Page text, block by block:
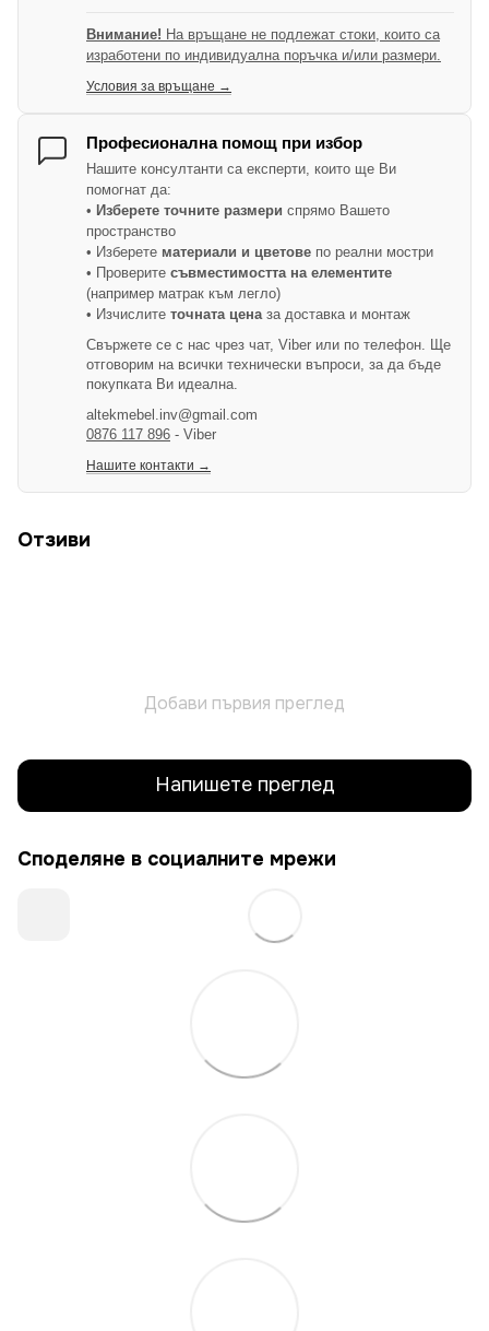
Внимание! На връщане не подлежат стоки, които са
изработени по индивидуална поръчка и/или размери.
Условия за връщане →
Професионална помощ при избор
Нашите консултанти са експерти, които ще Ви
помогнат да:
• Изберете точните размери спрямо Вашето
пространство
• Изберете материали и цветове по реални мостри
• Проверите съвместимостта на елементите
(например матрак към легло)
• Изчислите точната цена за доставка и монтаж
Свържете се с нас чрез чат, Viber или по телефон. Ще
отговорим на всички технически въпроси, за да бъде
покупката Ви идеална.
altekmebel.inv@gmail.com
0876 117 896 - Viber
Нашите контакти →
Отзиви
Добави първия преглед
Напишете преглед
Споделяне в социалните мрежи